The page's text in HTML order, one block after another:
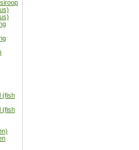
(fish
(fish